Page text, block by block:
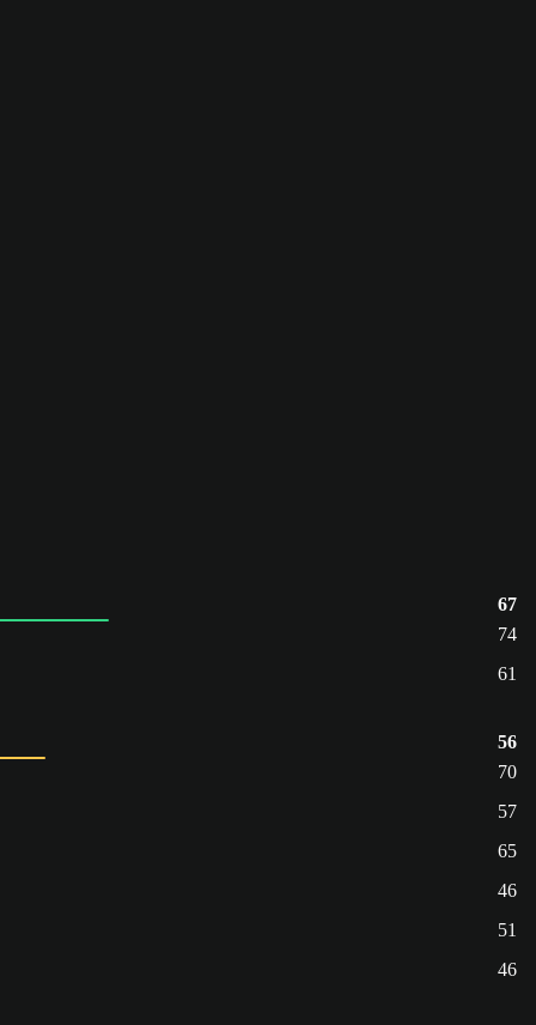
67
74
61
56
70
57
65
46
51
46